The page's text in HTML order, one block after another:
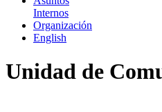
Internos
Organización
English
Unidad de